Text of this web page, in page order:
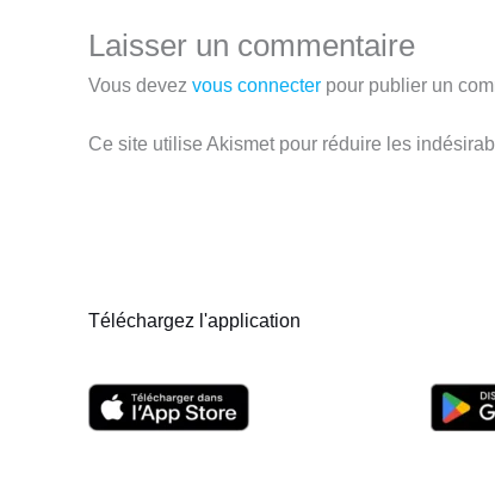
Laisser un commentaire
Vous devez vous connecter pour publier un
Ce site utilise Akismet pour réduire les
Téléchargez l'application